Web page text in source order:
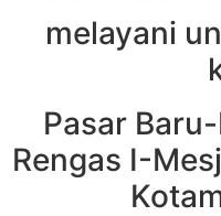
melayani
Pasar
Rengas I-